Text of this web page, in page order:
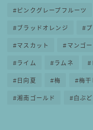
ピンクグレープフルーツ
ブラッドオレンジ
マスカット マンゴー
ライム ラムネ
日向夏 梅 梅干
湘南ゴールド 白ぶど